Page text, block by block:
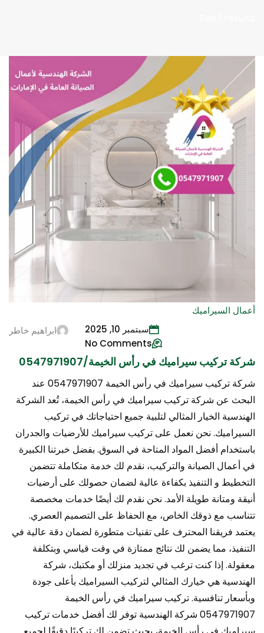
أعمال السيراميك
ابراهيم خاطر
سبتمبر 10, 2025
No Comments
شركة تركيب سيراميك في رأس الخيمة/0547971907
شركة تركيب سيراميك في رأس الخيمة 0547971907 عند
البحث عن شركة تركيب سيراميك في رأس الخيمة، تُعد الشركة
الهندسية الخيار المثالي لتلبية جميع احتياجاتك في تركيب
السيراميك. نحن نعمل على تركيب سيراميك للأرضيات والجدران
باستخدام أفضل المواد المتاحة في السوق. بفضل خبرتنا الكبيرة
في أعمال الصيانة والتركيب، نقدم لك خدمة متكاملة تتضمن
التخطيط و التنفيذ بكفاءة عالية لضمان حصولك على أرضيات
أنيقة ومتانة طويلة الأمد. نحن نقدم لك أيضًا خدمات مخصصة
تتناسب مع ذوقك الخاص، مع الحفاظ على التصميم العصري.
يعتمد فريقنا المحترف على تقنيات متطورة لضمان دقة عالية في
التنفيذ، مما يضمن لك نتائج ممتازة في وقت قياسي وبتكلفة
معقولة. إذا كنت ترغب في تجديد منزلك أو مكتبك، شركة
الهندسية هي خيارك المثالي لتركيب السيراميك بأعلى جودة
وبأسعار تنافسية. تركيب سيراميك في رأس الخيمة
0547971907 شركة الهندسية توفر لك أفضل خدمات تركيب